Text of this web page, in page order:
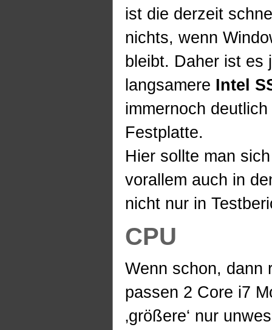
ist die derzeit
nichts, wenn
bleibt. Daher ist es
langsamere Intel
immernoch
Festplatte.
Hier sollte man
vorallem auch in
nicht nur in
CPU
Wenn schon, dann
passen 2 Core i7
‚größere‘ nur